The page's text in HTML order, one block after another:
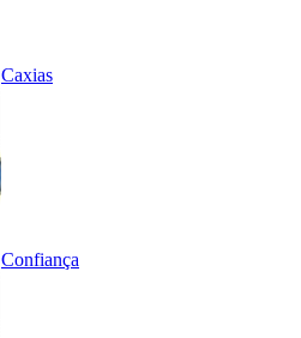
Caxias
Confiança